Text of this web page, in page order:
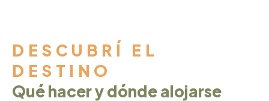
DESCUBRÍ EL
DESTINO
Qué hacer y dónde alojarse